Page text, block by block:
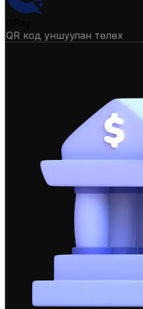
QR код уншуулан төлөх